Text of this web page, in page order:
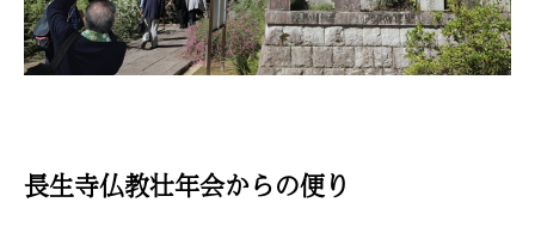
長生寺仏教壮年会からの便り